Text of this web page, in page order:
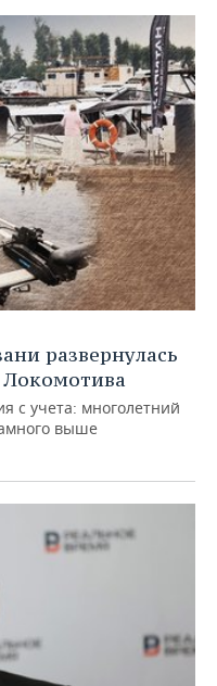
развернулась
Локомотива
с учета: многолетний
выше